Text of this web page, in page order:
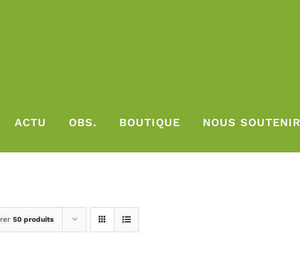
ACTU OBS. BOUTIQUE NOUS SOUTENIR
50 produits